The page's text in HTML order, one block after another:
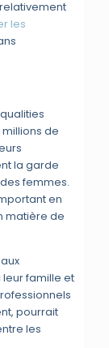
les
de
la garde
femmes.
en
matière de
famille et
pourrait
les